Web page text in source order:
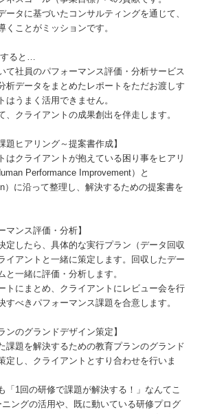
ータに基づいたコンサルティングを通じて、
くことがミッションです。
ると…
て社員のパフォーマンス評価・分析サービス
析データをまとめたレポートをただお渡しす
はうまく活用できません。
、クライアントの成果創出を伴走します。
題ヒアリング～提案書作成】
はクライアントが抱えている困り事をヒアリ
Performance Improvement）と
）に沿って整理し、解決するための提案書を
マンス評価・分析】
定したら、具体的な実行プラン（データ回収
イアントと一緒に策定します。回収したデー
と一緒に評価・分析します。
トにまとめ、クライアントにレビュー会を行
すべきパフォーマンス課題を合意します。
ンのグランドデザイン策定】
課題を解決するための教育プランのグランド
定し、クライアントとすり合わせを行いま
「1回の研修で課題が解決する！」なんてこ
ングの活用や、既に動いている研修プログ